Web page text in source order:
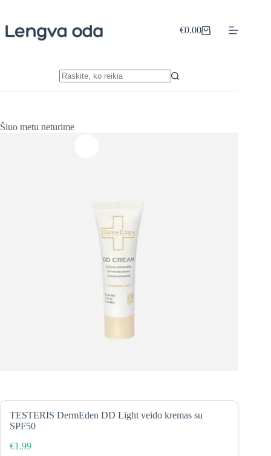
content
Shopping
€0.00
Šiuo metu neturime
TESTERIS DermEden DD Light veido kremas su
SPF50
€1.99